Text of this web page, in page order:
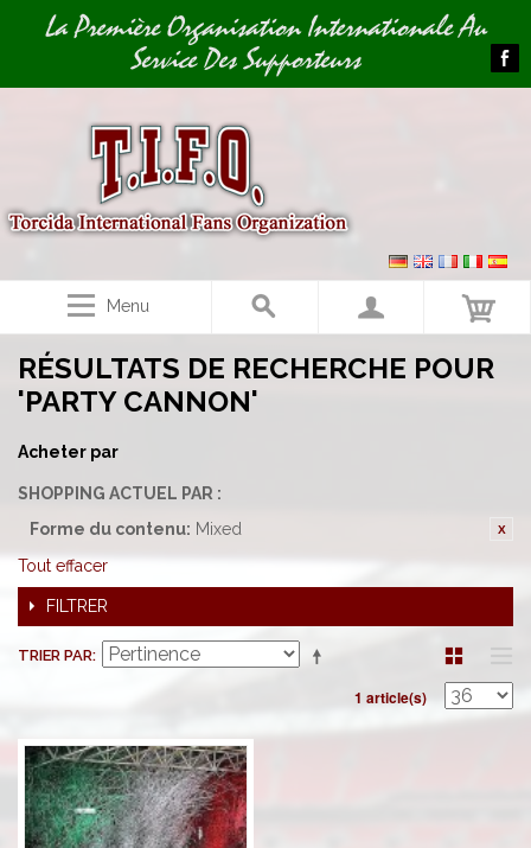
Image 01La Première Organisation Internationale Au
Service Des Supporteurs
Menu
RÉSULTATS DE RECHERCHE POUR
'PARTY CANNON'
Acheter par
SHOPPING ACTUEL PAR :
Forme du contenu: Mixed
Tout effacer
FILTRER
TRIER PAR
1 article(s)